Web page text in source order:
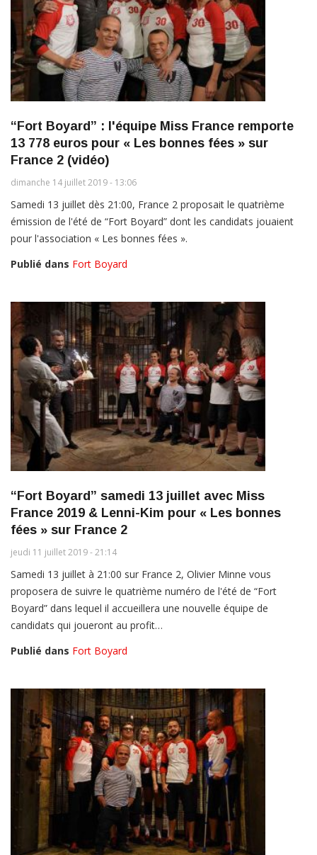
“Fort Boyard” : l'équipe Miss France remporte
13 778 euros pour « Les bonnes fées » sur
France 2 (vidéo)
dimanche 14 juillet 2019 - 13:06
Samedi 13 juillet dès 21:00, France 2 proposait le quatrième
émission de l'été de “Fort Boyard” dont les candidats jouaient
pour l'association « Les bonnes fées ».
Publié dans Fort Boyard
“Fort Boyard” samedi 13 juillet avec Miss
France 2019 & Lenni-Kim pour « Les bonnes
fées » sur France 2
jeudi 11 juillet 2019 - 21:14
Samedi 13 juillet à 21:00 sur France 2, Olivier Minne vous
proposera de suivre le quatrième numéro de l'été de “Fort
Boyard” dans lequel il accueillera une nouvelle équipe de
candidats qui joueront au profit…
Publié dans Fort Boyard